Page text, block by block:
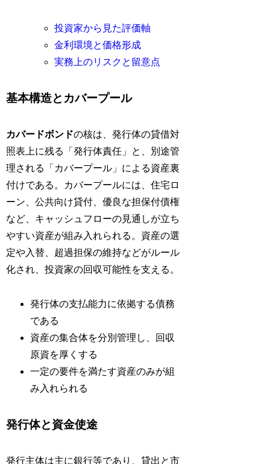
投資家から見た評価軸
金利環境と価格形成
実務上のリスクと留意点
基本構造とカバープール
カバードボンドの核は、発行体の貸借対
照表上に残る「発行体責任」と、別途管
理される「カバープール」による資産裏
付けである。カバープールには、住宅ロ
ーン、公共向け貸付、優良な担保付債権
など、キャッシュフローの見通しが立ち
やすい資産が組み入れられる。資産の選
定や入替、超過担保の維持などがルール
化され、投資家の回収可能性を支える。
発行体の支払能力に依拠する債務
である
資産の集合体を分別管理し、回収
原資を厚くする
一定の要件を満たす資産のみが組
み入れられる
発行体と資金使途
発行主体は主に銀行等であり、貸出と市